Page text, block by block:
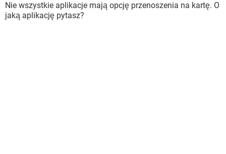
Nie wszystkie aplikacje mają opcję przenoszenia na kartę. O
jaką aplikację pytasz?